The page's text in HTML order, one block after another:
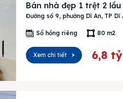
Bán nhà đẹp 1 trệt 2
Đường số 9, phường Dĩ An, TP Dĩ
Sổ hồng riêng 80 m2
Xem chi tiết 6,8 tỷ